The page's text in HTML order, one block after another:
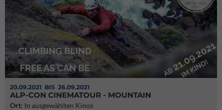
20.09.2021 BIS 26.09.2021
ALP-CON CINEMATOUR - MOUNTAIN
Ort: In ausgewählten Kinos